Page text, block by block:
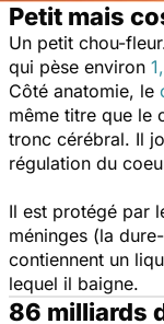
Petit mais
Un petit chou-
qui pèse environ
Côté anatomie, le
même titre que le
tronc cérébral. Il
régulation du
Il est protégé par
méninges (la
contiennent un
lequel il baigne.
86 milliards